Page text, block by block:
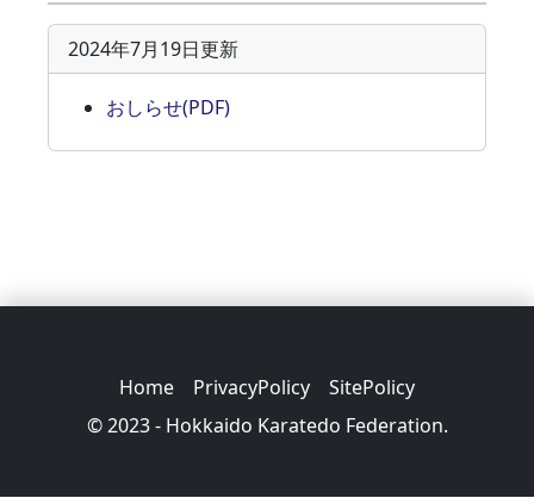
2024年7月19日更新
おしらせ(PDF)
© 2023 - Hokkaido Karatedo Federation.
Home PrivacyPolicy SitePolicy